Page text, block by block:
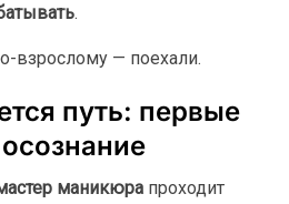
.
взрослому — поехали.
путь: первые
маникюра проходит